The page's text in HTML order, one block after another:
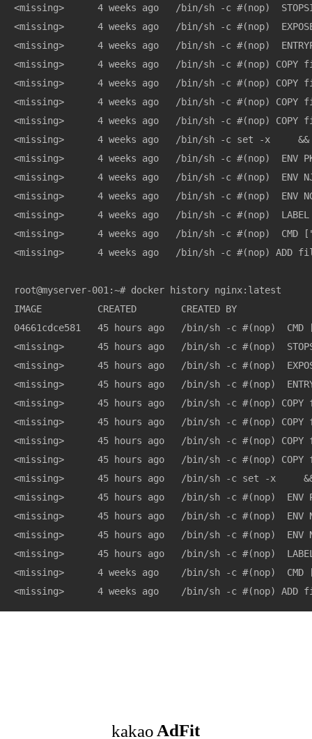
<missing>      4 weeks ago   /bin/sh -c #(nop)
<missing>      4 weeks ago   /bin/sh -c
<missing>      4 weeks ago   /bin/sh -c #(nop)
<missing>      4 weeks ago   /bin/sh -c #(nop)
<missing>      4 weeks ago   /bin/sh -c #(nop)
<missing>      4 weeks ago   /bin/sh -c #(nop)
<missing>      4 weeks ago   /bin/sh -c #(nop)
<missing>      4 weeks ago   /bin/sh -c set -x
<missing>      4 weeks ago   /bin/sh -c #(nop)
<missing>      4 weeks ago   /bin/sh -c #(nop)
<missing>      4 weeks ago   /bin/sh -c #(nop)
<missing>      4 weeks ago   /bin/sh -c #(nop)
<missing>      4 weeks ago   /bin/sh -c
<missing>      4 weeks ago   /bin/sh -c #(nop) ADD
root@myserver-001:~# docker history nginx:latest
IMAGE          CREATED        CREATED BY
04661cdce581   45 hours ago   /bin/sh -c #(nop)
<missing>      45 hours ago   /bin/sh -c #(nop)
<missing>      45 hours ago   /bin/sh -c
<missing>      45 hours ago   /bin/sh -c #(nop)
<missing>      45 hours ago   /bin/sh -c #(nop)
<missing>      45 hours ago   /bin/sh -c #(nop)
<missing>      45 hours ago   /bin/sh -c #(nop)
<missing>      45 hours ago   /bin/sh -c #(nop)
<missing>      45 hours ago   /bin/sh -c set -x
<missing>      45 hours ago   /bin/sh -c #(nop)
<missing>      45 hours ago   /bin/sh -c #(nop)
<missing>      45 hours ago   /bin/sh -c #(nop)
<missing>      45 hours ago   /bin/sh -c #(nop)
<missing>      4 weeks ago    /bin/sh -c
<missing>      4 weeks ago    /bin/sh -c #(nop) ADD